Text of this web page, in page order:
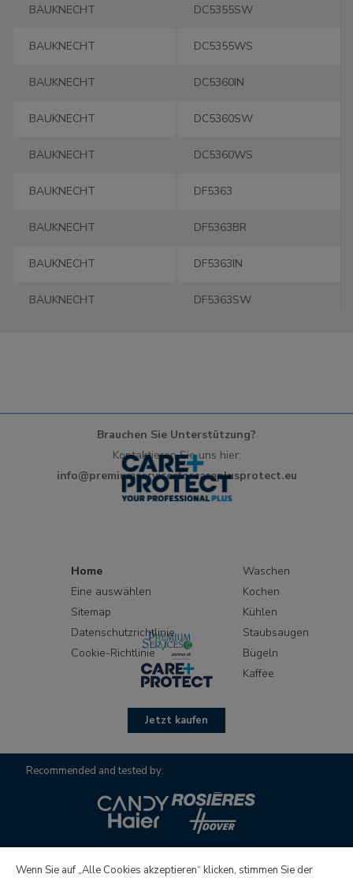
BAUKNECHT DC5355SW
BAUKNECHT DC5355WS
BAUKNECHT DC5360IN
BAUKNECHT DC5360SW
BAUKNECHT DC5360WS
BAUKNECHT DF5363
BAUKNECHT DF5363BR
BAUKNECHT DF5363IN
BAUKNECHT DF5363SW
BAUKNECHT DFH5393WS
BAUKNECHT
BAUKNECHT DFK5390IN
CFT63X
ELICA
1CCF130X/B/N
FIRENZI CON915
Brauchen Sie Unterstützung?
Kontaktieren Sie uns hier:
info@premiumservicesforcareplusprotect.eu
Home
Eine auswählen
Sitemap
Datenschutzrichtlinie
Cookie-Richtlinie
Waschen
Kochen
Kühlen
Staubsaugen
Bügeln
Kaffee
Jetzt kaufen
Recommended and tested by:
Wenn Sie auf „Alle Cookies akzeptieren“ klicken, stimmen Sie der